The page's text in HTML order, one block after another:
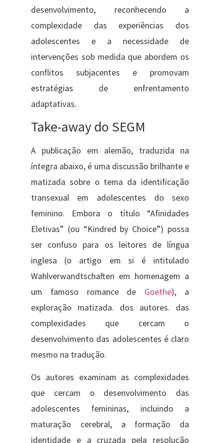
desenvolvimento, reconhecendo a
complexidade das experiências dos
adolescentes e a necessidade de
intervenções sob medida que abordem os
conflitos subjacentes e promovam
estratégias de enfrentamento
adaptativas.
Take-away do SEGM
A publicação em alemão, traduzida na
íntegra abaixo, é uma discussão brilhante e
matizada sobre o tema da identificação
transexual em adolescentes do sexo
feminino. Embora o título “Afinidades
Eletivas” (ou “Kindred by Choice”) possa
ser confuso para os leitores de língua
inglesa (o artigo em si é intitulado
Wahlverwandtschaften em homenagem a
um famoso romance de Goethe), a
exploração matizada. dos autores. das
complexidades que cercam o
desenvolvimento das adolescentes é claro
mesmo na tradução.
Os autores examinam as complexidades
que cercam o desenvolvimento das
adolescentes femininas, incluindo a
maturação cerebral, a formação da
identidade e a cruzada pela resolução